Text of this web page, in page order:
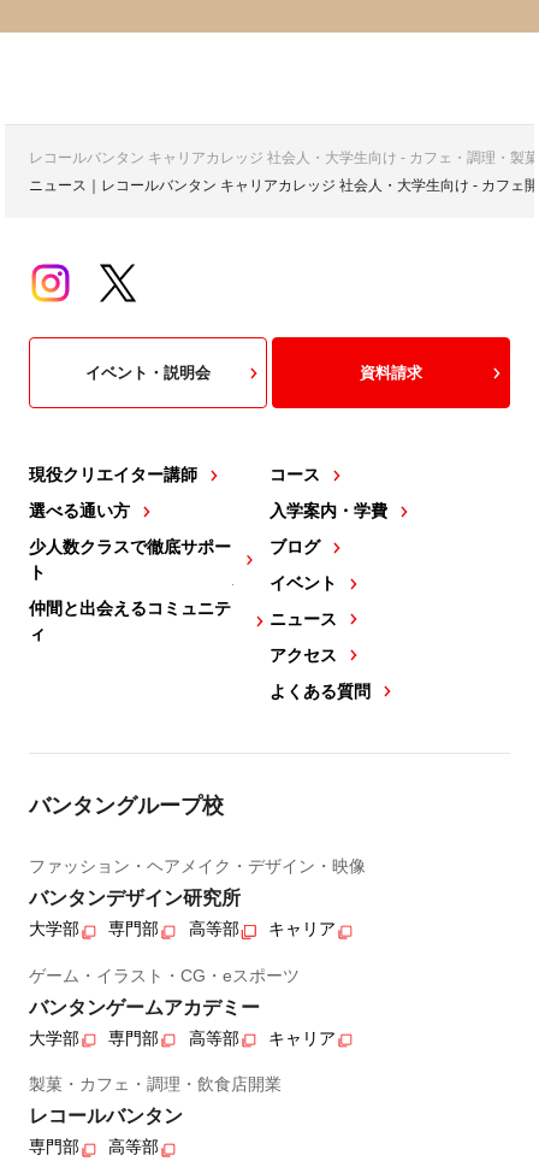
レコールバンタン キャリアカレッジ 社会人・大学生向け - カフェ・調理・製
ニュース｜レコールバンタン キャリアカレッジ 社会人・大学生向け - カフェ
現役クリエイター講師
選べる通い方
少人数クラスで徹底サポー
ト
仲間と出会えるコミュニテ
ィ
コース
入学案内・学費
ブログ
イベント
ニュース
アクセス
よくある質問
イベント・説明会 資料請求
バンタングループ校
ファッション・ヘアメイク・デザイン・映像
バンタンデザイン研究所
大学部 専門部 高等部 キャリア
ゲーム・イラスト・CG・eスポーツ
バンタンゲームアカデミー
大学部 専門部 高等部 キャリア
製菓・カフェ・調理・飲食店開業
レコールバンタン
専門部 高等部